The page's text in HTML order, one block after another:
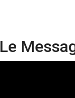
Le